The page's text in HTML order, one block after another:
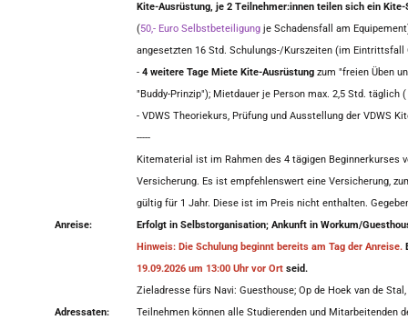
Kite-Ausrüstung, je 2 Teilnehmer:innen teilen sich ein Kite-
(50,- Euro Selbstbeteiligung je Schadensfall am
angesetzten 16 Std. Schulungs-/Kurszeiten (im
- 4 weitere Tage Miete Kite-Ausrüstung zum "freien Üben
"Buddy-Prinzip"); Mietdauer je Person max. 2,5 Std. täglich
- VDWS Theoriekurs, Prüfung und Ausstellung der VDWS
-----
Kitematerial ist im Rahmen des 4 tägigen
Versicherung. Es ist empfehlenswert eine Versicherung,
gültig für 1 Jahr. Diese ist im Preis nicht enthalten.
Anreise:
Erfolgt in Selbstorganisation; Ankunft in Workum/
Hinweis: Die Schulung beginnt bereits am Tag der Anreise.
19.09.2026 um 13:00 Uhr vor Ort seid.
Zieladresse fürs Navi: Guesthouse; Op de Hoek van de
Adressaten:
Teilnehmen können alle Studierenden und Mitarbeitenden